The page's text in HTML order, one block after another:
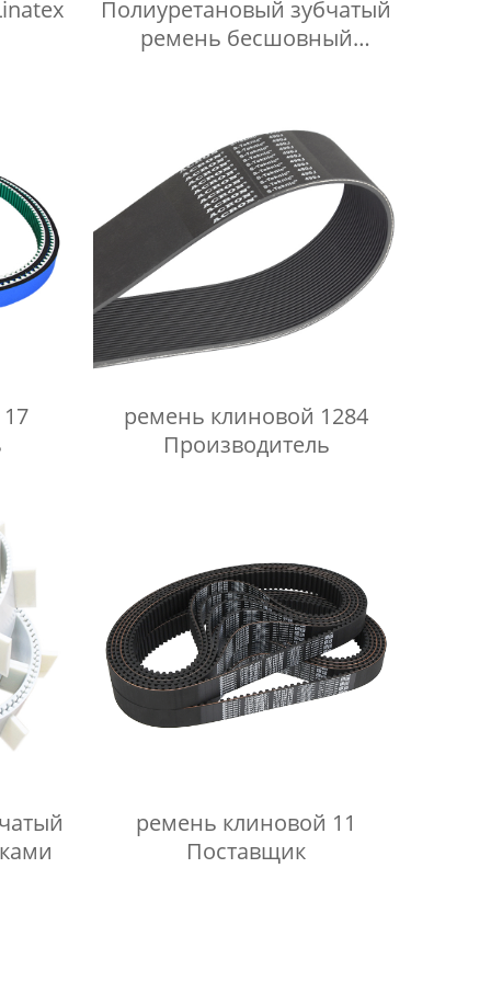
Полиуретановый зубчатый
ремень бесшовный
ремень клиновой 1284
Производитель
ремень клиновой 11
Поставщик